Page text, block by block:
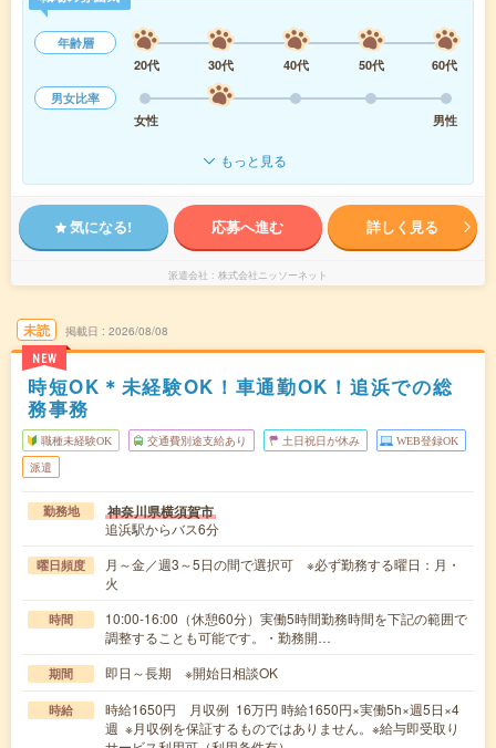
年齢層
20代
30代 40代 50代
60代
男女比率
女性
男性
もっと見る
気になる! 応募へ進む 詳しく見る
派遣会社 株式会社ニッソーネット
未読
NEW
掲載日 2026/08/08
時短OK＊未経験OK！車通勤OK！追浜での総
務事務
職種未経験OK 交通費別途支給あり 土日祝日が休み WEB登録OK
派遣
勤務地 神奈川県横須賀市
追浜駅からバス6分
曜日頻度
月～金／週3～5日の間で選択可 ※必ず勤務する曜日：月・
火
時間
10:00-16:00（休憩60分）実働5時間勤務時間を下記の範囲で
調整することも可能です。・勤務開…
期間 即日～長期 ※開始日相談OK
時給
時給1650円 月収例 16万円 時給1650円×実働5h×週5日×4
週 ※月収例を保証するものではありません。※給与即受取り